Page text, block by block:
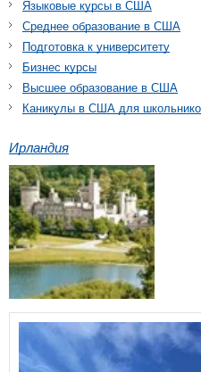
Языковые курсы в США
Среднее образование в США
Подготовка к университету
Бизнес курсы
Высшее образование в США
Каникулы в США для
Ирландия